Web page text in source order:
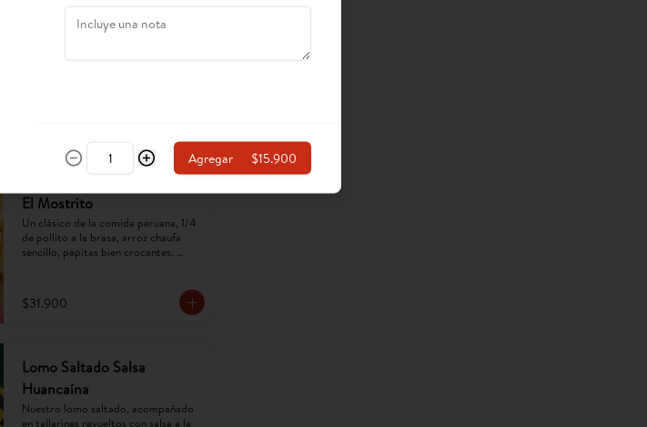
Arroz apastelado de cerdo
Arroz apastelado, cocinado en ají
El Mostrito
Un clásico de la comida peruana, 1/4
de pollito a la brasa, arroz chaufa
sencillo, papitas bien crocantes.
$31.900
Lomo Saltado Salsa
Huancaína
Nuestro lomo saltado, acompañado
en tallarines revueltos con salsa a la
Agregar $15.900